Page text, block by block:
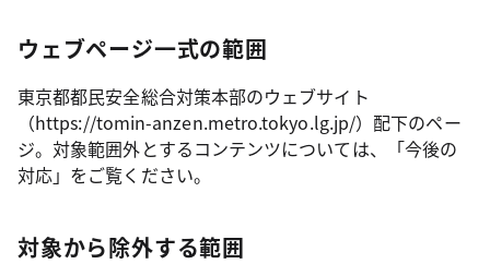
ウェブページ一式の範囲
東京都都民安全総合対策本部のウェブサイト
（https://tomin-anzen.metro.tokyo.lg.jp/）配下のペー
ジ。対象範囲外とするコンテンツについては、「今後の
対応」をご覧ください。
対象から除外する範囲